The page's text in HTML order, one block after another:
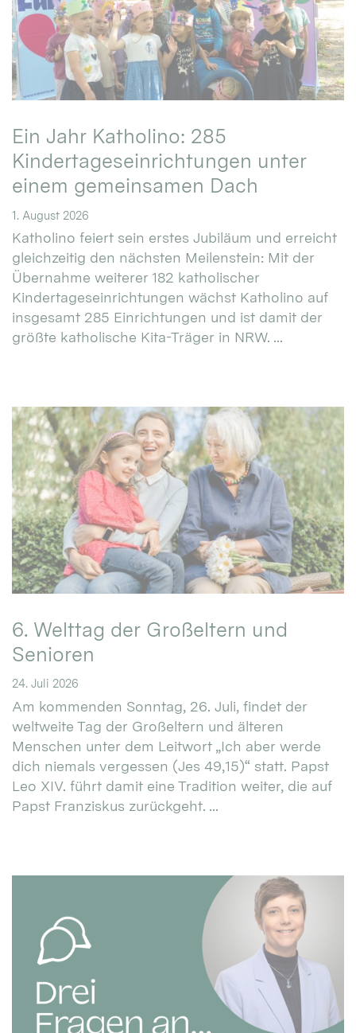
Ein Jahr Katholino: 285
Kindertageseinrichtungen unter
einem gemeinsamen Dach
1. August 2026
Katholino feiert sein erstes Jubiläum und erreicht
gleichzeitig den nächsten Meilenstein: Mit der
Übernahme weiterer 182 katholischer
Kindertageseinrichtungen wächst Katholino auf
insgesamt 285 Einrichtungen und ist damit der
größte katholische Kita-Träger in NRW. ...
6. Welttag der Großeltern und
Senioren
24. Juli 2026
Am kommenden Sonntag, 26. Juli, findet der
weltweite Tag der Großeltern und älteren
Menschen unter dem Leitwort „Ich aber werde
dich niemals vergessen (Jes 49,15)“ statt. Papst
Leo XIV. führt damit eine Tradition weiter, die auf
Papst Franziskus zurückgeht. ...